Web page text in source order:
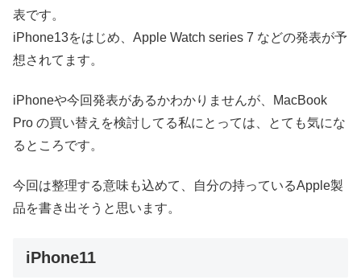
表です。
iPhone13をはじめ、Apple Watch series 7 などの発表が予
想されてます。
iPhoneや今回発表があるかわかりませんが、MacBook
Pro の買い替えを検討してる私にとっては、とても気にな
るところです。
今回は整理する意味も込めて、自分の持っているApple製
品を書き出そうと思います。
iPhone11